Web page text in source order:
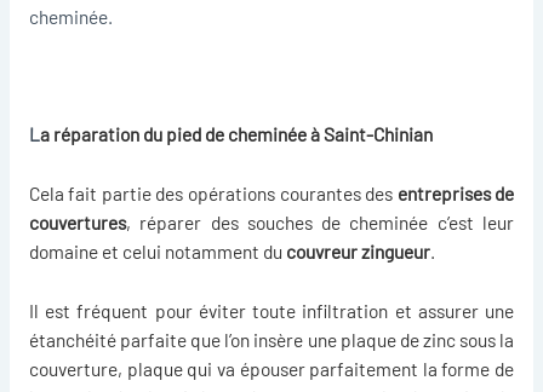
cheminée.
La réparation du pied de cheminée à Saint-Chinian
Cela fait partie des opérations courantes des entreprises de
couvertures, réparer des souches de cheminée c’est leur
domaine et celui notamment du couvreur zingueur.
Il est fréquent pour éviter toute infiltration et assurer une
étanchéité parfaite que l’on insère une plaque de zinc sous la
couverture, plaque qui va épouser parfaitement la forme de